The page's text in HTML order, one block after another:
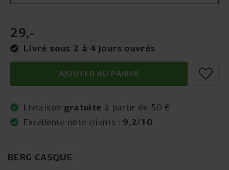
BERG CASQUE
29,-
Livré sous 2 à 4 jours ouvrés
AJOUTER AU PANIER
Livraison gratuite à partir de 50 €
Excellente note clients : 9,2/10